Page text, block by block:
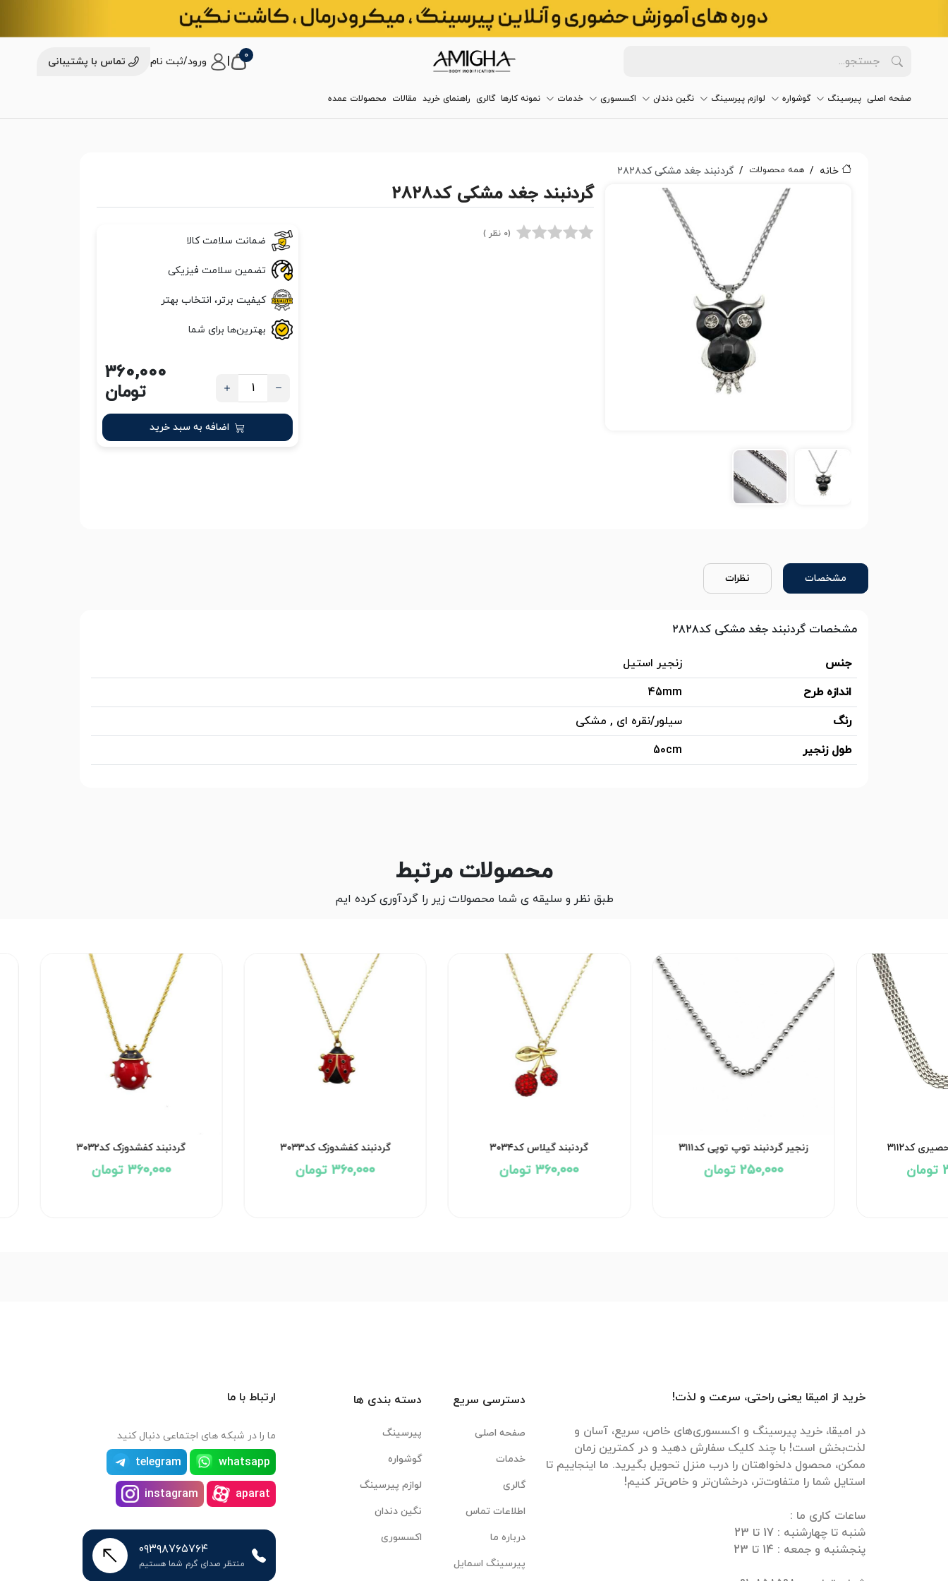
0 ورود/ثبت نام تماس با پشتیبانی
صفحه اصلی پیرسینگ گوشواره لوازم پیرسینگ نگین دندان اکسسوری خدمات نمونه کارها گالری راهنمای خرید مقالات محصولات عمده
خانه همه محصولات گردنبند جغد مشکی کد۲۸۲۸
گردنبند جغد مشکی کد۲۸۲۸
(0 نظر )
ضمانت سلامت کالا
تضمین سلامت فیزیکی
کیفیت برتر، انتخاب بهتر
بهترین‌ها برای شما
360,000
تومان
اضافه به سبد خرید
مشخصات نظرات
مشخصات گردنبند جغد مشکی کد۲۸۲۸
جنس
زنجیر استیل
اندازه طرح
45mm
رنگ
سیلور/نقره ای , مشکی
طول زنجیر
50cm
محصولات مرتبط
طبق نظر و سلیقه ی شما محصولات زیر را گردآوری کرده ایم
زنجیر گردنبند حصیری کد۳۱۱۲ زنجیر گردنبند توپ توپی کد۳۱۱۱ گردنبند گیلاس کد۳۰۳۴ گردنبند کفشدوزک کد۳۰۳۳ گردنبند کفشدوزک کد۳۰۳۲
خرید از امیقا یعنی راحتی، سرعت و لذت!
در امیقا، خرید پیرسینگ و اکسسوری‌های خاص، سریع، آسان و
لذت‌بخش است! با چند کلیک سفارش دهید و در کمترین زمان
ممکن، محصول دلخواهتان را درب منزل تحویل بگیرید. ما اینجاییم تا
دسترسی سریع
صفحه اصلی
خدمات
گالری
اطلاعات تماس
درباره ما
پیرسینگ اسمایل
دسته بندی ها
پیرسینگ
گوشواره
لوازم پیرسینگ
نگین دندان
اکسسوری
ارتباط با ما
ما را در شبکه های اجتماعی دنبال کنید
whatsapp
telegram
aparat
instagram
۰۹۳۹۸۷۶۵۷۶۴
منتظر صدای گرم شما هستیم